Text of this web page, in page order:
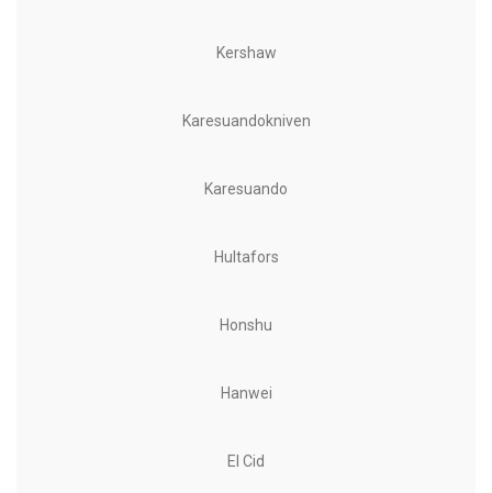
Kershaw
Karesuandokniven
Karesuando
Hultafors
Honshu
Hanwei
El Cid